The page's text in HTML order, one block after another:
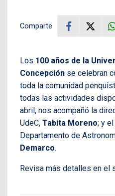
Comparte
Los 100 años de la
Concepción se celebran
toda la comunidad
todas las actividades
abril, nos acompañó la
UdeC, Tabita Moreno; y
Departamento de
Demarco.
Revisa más detalles en el